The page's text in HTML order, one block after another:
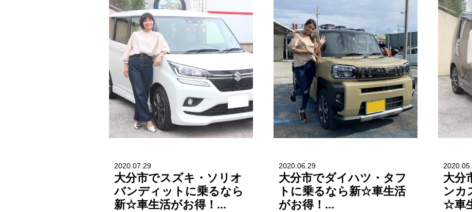
2020.07.29
大分市でスズキ・ソリオ
バンディットに乗るなら
新☆車生活がお得！...
2020.06.29
大分市でダイハツ・タフ
トに乗るなら新☆車生活
がお得！...
大分
ンカ
☆車